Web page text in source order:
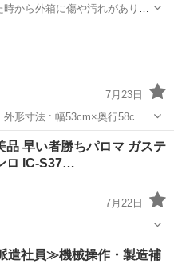
から外箱に傷や汚れがありま
7月23日
53cm 本体/ひじ掛け : 天然木
ーパーフォルダー...
の他
早い者勝ちパロマ ガステ
ーブル ガスコンロ IC-S37…
7月22日
名■ ガステ
パロマ
遣社員≫機械操作・製造補